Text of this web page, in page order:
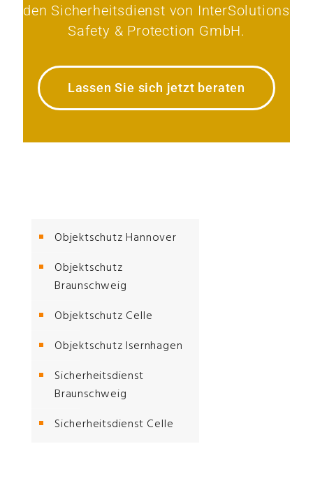
den Sicherheitsdienst von InterSolutions
Safety & Protection GmbH.
Lassen Sie sich jetzt beraten
Objektschutz Hannover
Objektschutz
Braunschweig
Objektschutz Celle
Objektschutz Isernhagen
Sicherheitsdienst
Braunschweig
Sicherheitsdienst Celle